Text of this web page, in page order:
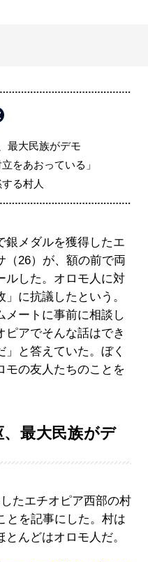
最大民族がデモ
をあおっている」
る村人
メダルを獲得したエ
（26）が、額の前で両
ルした。オロモ人に対
に抗議したという。
メートに事前に相談し
ピアでそんな話はでき
と答えていた。ぼく
モの友人たちのことを
最大民族がデ
たエチオピア西部の村
とを記事にした。村は
んどはオロモ人だ。